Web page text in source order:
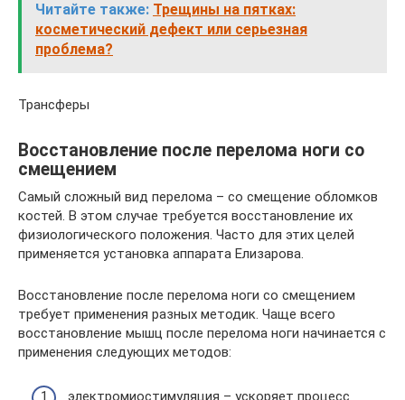
Читайте также: Трещины на пятках:
косметический дефект или серьезная
проблема?
Трансферы
Восстановление после перелома ноги со
смещением
Самый сложный вид перелома – со смещение обломков
костей. В этом случае требуется восстановление их
физиологического положения. Часто для этих целей
применяется установка аппарата Елизарова.
Восстановление после перелома ноги со смещением
требует применения разных методик. Чаще всего
восстановление мышц после перелома ноги начинается с
применения следующих методов:
электромиостимуляция – ускоряет процесс